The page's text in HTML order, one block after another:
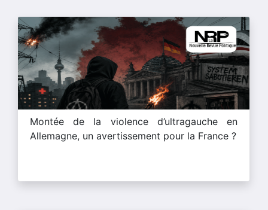
Montée de la violence d’ultragauche en
Allemagne, un avertissement pour la France ?